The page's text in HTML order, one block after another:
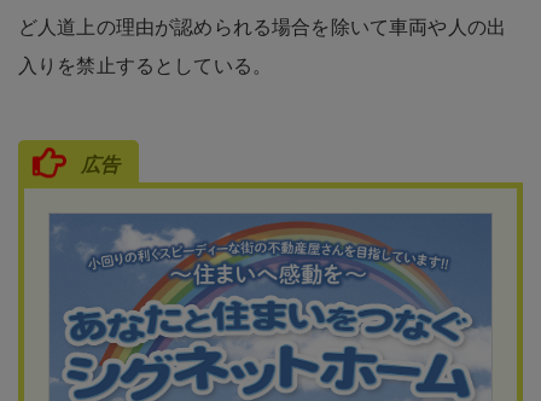
ど人道上の理由が認められる場合を除いて車両や人の出
入りを禁止するとしている。
広告